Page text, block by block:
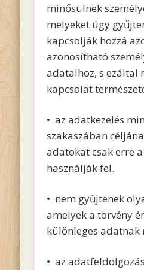
minősülnek
melyeket úgy
kapcsolják hozzá
azonosítható
adataihoz, s ezáltal
kapcsolat
• az adatkezelés
szakaszában
adatokat csak erre
használják fel.
• nem gyűjtenek
amelyek a törvény
különleges adatnak
• az